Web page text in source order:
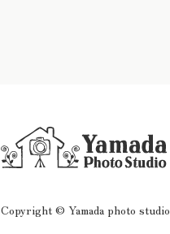
Copyright © Yamada photo studio